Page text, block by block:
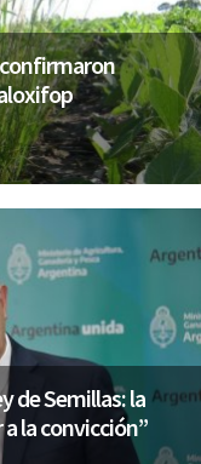
de Semillas: la
la convicción”